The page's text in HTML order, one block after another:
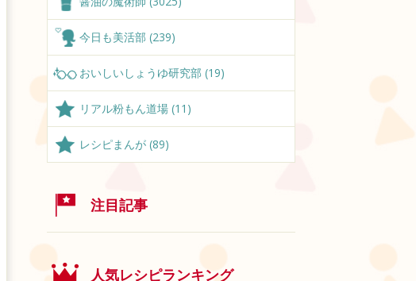
今日も美活部 (239)
おいしいしょうゆ研究部 (19)
リアル粉もん道場 (11)
レシピまんが (89)
注目記事
人気レシピランキング